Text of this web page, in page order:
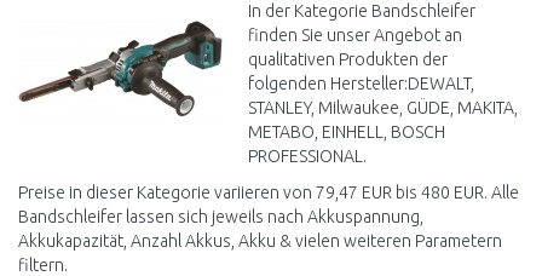
In der Kategorie Bandschleifer
finden Sie unser Angebot an
qualitativen Produkten der
folgenden Hersteller:DEWALT,
STANLEY, Milwaukee, GÜDE, MAKITA,
METABO, EINHELL, BOSCH
PROFESSIONAL.
Preise in dieser Kategorie variieren von 79,47 EUR bis 480 EUR. Alle
Bandschleifer lassen sich jeweils nach Akkuspannung,
Akkukapazität, Anzahl Akkus, Akku & vielen weiteren Parametern
filtern.